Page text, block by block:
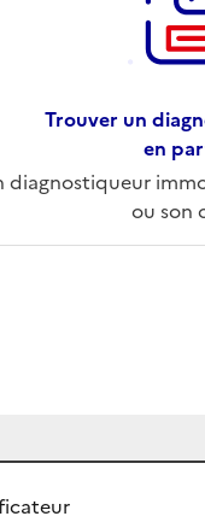
Trouver un
en
diagnostiqueur
ou son